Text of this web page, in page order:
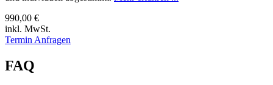
990,00 €
inkl. MwSt.
Termin Anfragen
FAQ